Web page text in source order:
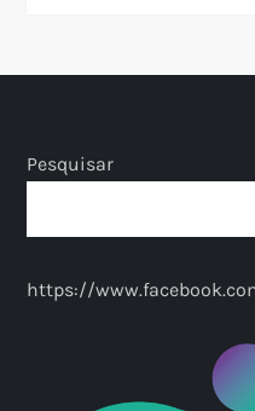
Pesquisar
https://